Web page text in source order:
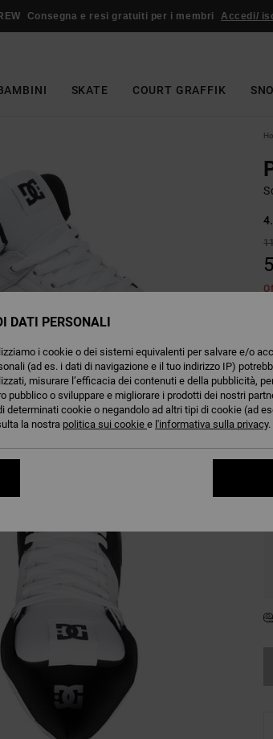
Consegna e resi gratuiti per i membri Accedi/
SKATE COURT GRAFFIK
DATI PERSONALI
i cookie o dei sistemi equivalenti per salvare e/o
(ad es. i dati di navigazione e il tuo indirizzo IP)
misurare l’efficacia dei contenuti e della pubblicità,
pubblico o sviluppare e migliorare i prodotti dei nostri
determinati cookie o negandolo ad altri tipi di cookie (ad
la nostra politica sui cookie e l'informativa sulla privacy.